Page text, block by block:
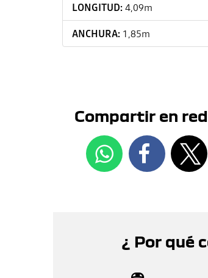
LONGITUD:4,09m
ANCHURA: 1,85m
Compartir en
¿ Por qué